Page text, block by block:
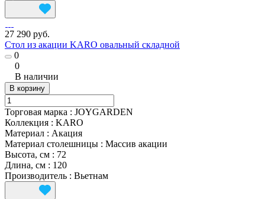
27 290 руб.
Стол из акации KARO овальный складной
0
0
В наличии
В корзину
Торговая марка : JOYGARDEN
Коллекция : KARO
Материал : Акация
Материал столешницы : Массив акации
Высота, см : 72
Длина, см : 120
Производитель : Вьетнам